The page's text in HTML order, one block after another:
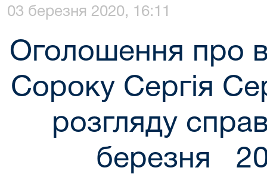
03 березня 2020, 16:11
Оголошення про
Сороку Сергія
розгляду
березня